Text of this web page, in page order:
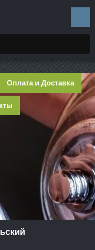
Оплата и Доставка